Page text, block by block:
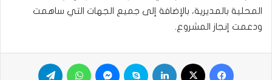
المحلية بالمديرية، بالإضافة إلى جميع الجهات التي ساهمت
ودعمت إنجاز المشروع.